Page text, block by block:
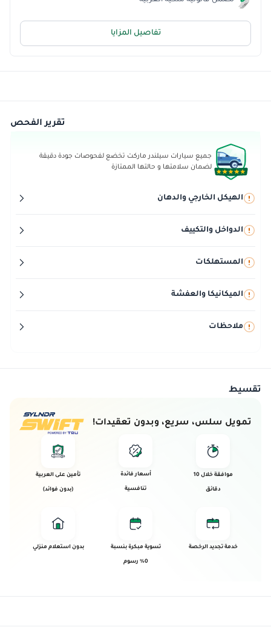
تفاصيل المزايا
تقرير الفحص
جميع سيارات سيلندر ماركت تخضع لفحوصات جودة دقيقة
لضمان سلامتها و حالتها الممتازة
الهيكل الخارجي والدهان
الدواخل والتكييف
المستهلكات
الميكانيكا والعفشة
ملاحظات
تقسيط
تمويل سلس، سريع، وبدون تعقيدات!
موافقة خلال 10
دقائق
أسعار فائدة
تنافسية
تأمين على العربية
(بدون فوائد)
خدمة تجديد الرخصة تسوية مبكرة بنسبة
0% رسوم
بدون استعلام منزلي